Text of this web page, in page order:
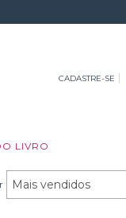
CADASTRE-SE
LIVRO